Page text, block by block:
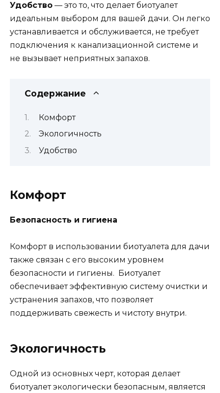
Удобство — это то, что делает биотуалет
идеальным выбором для вашей дачи. Он легко
устанавливается и обслуживается, не требует
подключения к канализационной системе и
не вызывает неприятных запахов.
Содержание
Комфорт
Экологичность
Удобство
Комфорт
Безопасность и гигиена
Комфорт в использовании биотуалета для дачи
также связан с его высоким уровнем
безопасности и гигиены. Биотуалет
обеспечивает эффективную систему очистки и
устранения запахов, что позволяет
поддерживать свежесть и чистоту внутри.
Экологичность
Одной из основных черт, которая делает
биотуалет экологически безопасным, является